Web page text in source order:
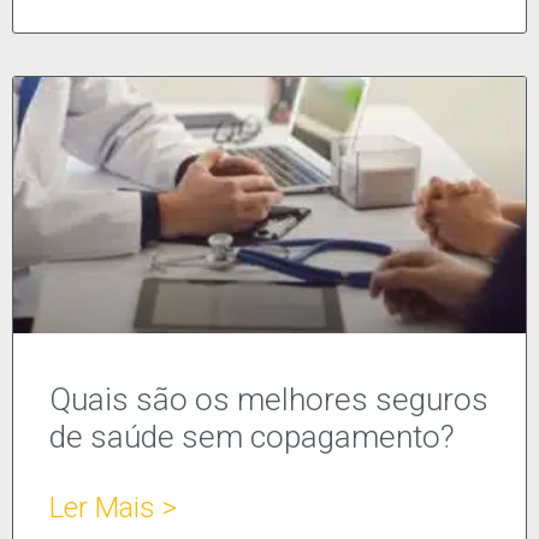
Quais são os melhores seguros
de saúde sem copagamento?
Ler Mais >